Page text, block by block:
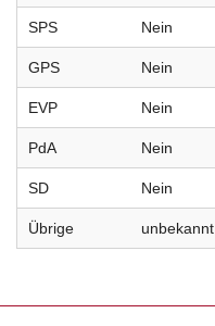
SPS Nein
GPS Nein
EVP Nein
PdA Nein
SD Nein
Übrige unbekannt